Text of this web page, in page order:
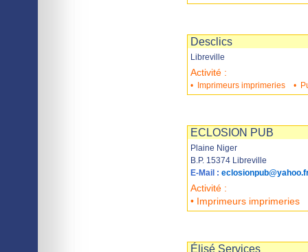
Desclics
Libreville
Activité :
• Imprimeurs imprimeries •
ECLOSION PUB
Plaine Niger
B.P. 15374 Libreville
E-Mail :
Activité :
• Imprimeurs imprimeries
Élisé Services